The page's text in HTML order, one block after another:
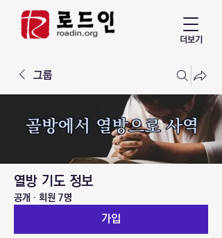
더보기
그룹
열방 기도 정보
공개 · 회원 7명
가입